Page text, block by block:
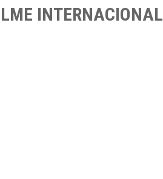
INTERNACIONAL